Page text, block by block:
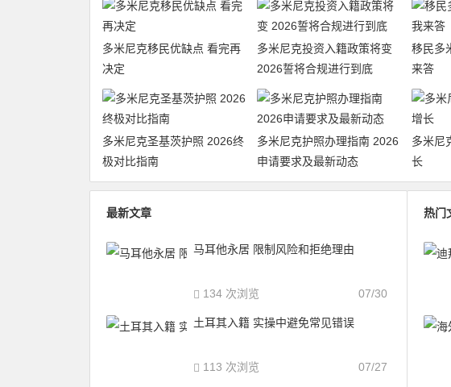
多米尼克移民优缺点 看完再
决定
多米尼克投资入籍政策将变
2026誓将合规进行到底
移民多
来答
多米尼克圣基茨护照 2026终
极对比指南
多米尼克护照办理指南 2026
申请要求及最新动态
多米尼
长
最新文章
马耳他永居 限制风险和拒绝理由
07/30
134 次浏览
土耳其入籍 实操中避免常见错误
07/27
113 次浏览
热门